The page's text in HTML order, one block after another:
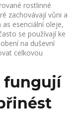
rostlinné
zachovávají vůni a
as esenciální oleje,
se používají ke
na duševní
celkovou
fungují